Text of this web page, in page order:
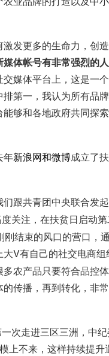
发更多的生命力，创
体帐号有非常强烈的
媒体平台上，这是一
第一，我认为所有品
够和各地政府共同探
年新浪网和微博成立了
跟共青团中央联合发
关注，在扶贫日启动
结束的风口的营口
V有自己的社交电商
农产品只要符合品控
传播，再到转化，非
次走进三区三洲，中
上不来，这样持续提